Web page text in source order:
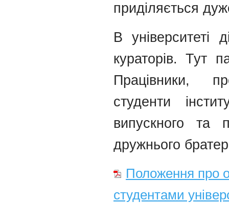
приділяється
В університеті
кураторів. Тут
Працівники,
студенти
випускного та
дружнього
Положення про
студентами